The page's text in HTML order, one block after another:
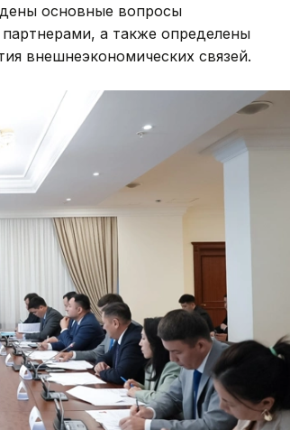
основные вопросы
а также определены
внешнеэкономических связей.